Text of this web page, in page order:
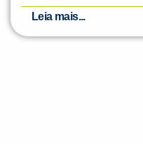
Leia mais...